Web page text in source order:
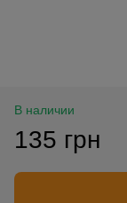
В наличии
135 грн